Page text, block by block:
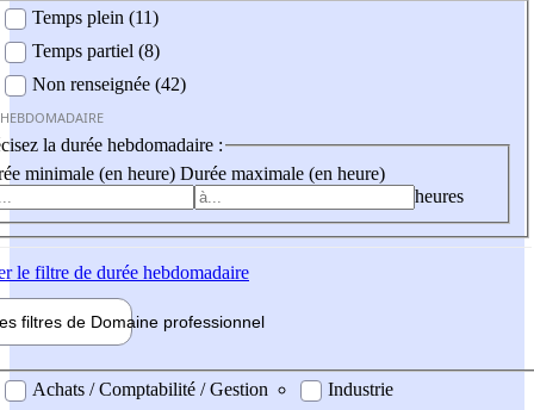
Temps plein (11)
Temps partiel (8)
Non renseignée (42)
la durée hebdomadaire :
minimale (en heure) Durée maximale (en heure)
heures
le filtre de durée hebdomadaire
filtres de Domaine professionnel
professionel
Achats / Comptabilité / Gestion
Industrie